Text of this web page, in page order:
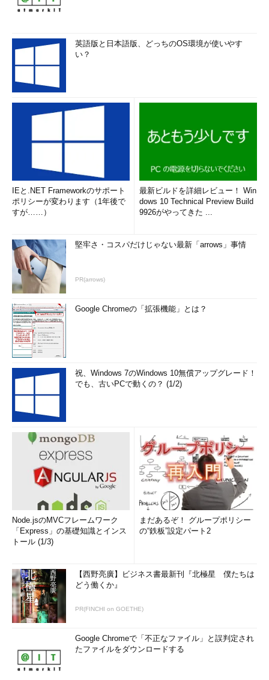
英語版と日本語版、どっちのOS環境が使いやす
い？
IEと.NET Frameworkのサポート
ポリシーが変わります（1年後で
すが……）
最新ビルドを詳細レビュー！ Win
dows 10 Technical Preview Build
9926がやってきた ...
堅牢さ・コスパだけじゃない最新「arrows」事情
PR(arrows)
Google Chromeの「拡張機能」とは？
祝、Windows 7のWindows 10無償アップグレード！
でも、古いPCで動くの？ (1/2)
Node.jsのMVCフレームワーク
「Express」の基礎知識とインス
トール (1/3)
まだあるぞ！ グループポリシー
の“鉄板”設定パート2
【西野亮廣】ビジネス書最新刊『北極星 僕たちは
どう働くか』
PR(FINCHI on GOETHE)
Google Chromeで「不正なファイル」と誤判定され
たファイルをダウンロードする